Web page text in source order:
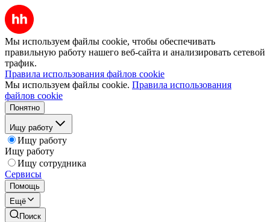
Мы используем файлы cookie, чтобы обеспечивать
правильную работу нашего веб-сайта и анализировать сетевой
трафик.
Правила использования файлов cookie
Мы используем файлы cookie. Правила использования
файлов cookie
Понятно
Ищу работу
Ищу работу
Ищу работу
Ищу сотрудника
Сервисы
Помощь
Ещё
Поиск